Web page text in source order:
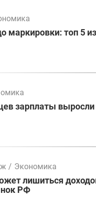
маркировки: топ 5
зарплаты выросли
/ Экономика
лишиться
РФ